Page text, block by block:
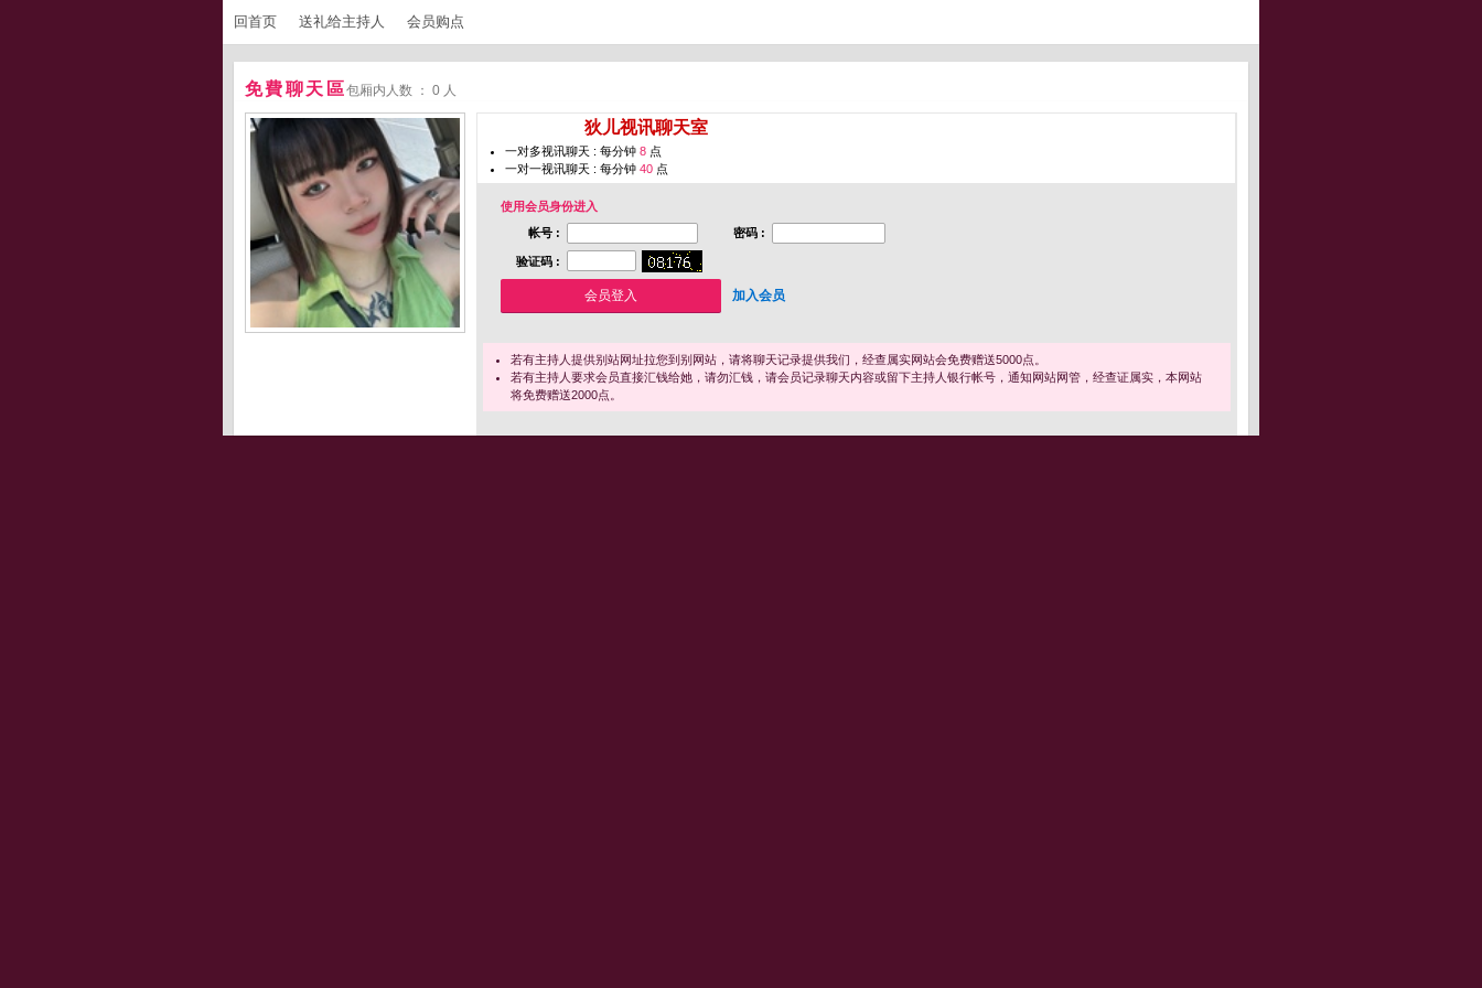
回首页 送礼给主持人 会员购点
免費聊天區包厢内人数 ： 0 人
狄儿视讯聊天室
一对多视讯聊天 : 每分钟 8 点
一对一视讯聊天 : 每分钟 40 点
使用会员身份进入
帐号 :
密码 :
验证码 :
加入会员
若有主持人提供别站网址拉您到别网站，请将聊天记录提供我们，经查属实网站会免费赠送5000点。
若有主持人要求会员直接汇钱给她，请勿汇钱，请会员记录聊天内容或留下主持人银行帐号，通知网站网管，经查证属实，本网站
将免费赠送2000点。